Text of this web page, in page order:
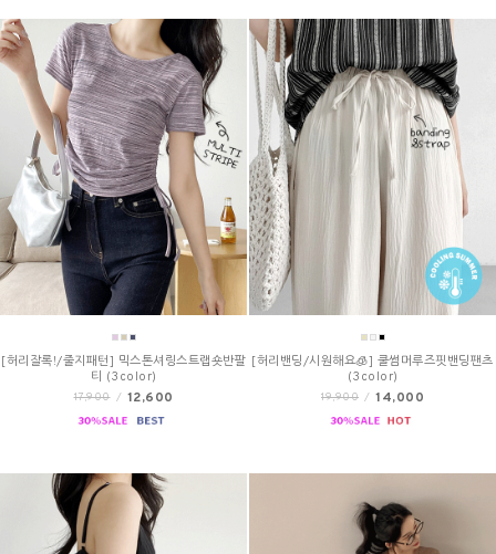
[허리잘록!/줄지패턴] 믹스톤셔링스트랩숏반팔
티 (3color)
17,900 / 12,600
[허리밴딩/시원해요🧊] 쿨썸머루즈핏밴딩팬츠
(3color)
19,900 / 14,000